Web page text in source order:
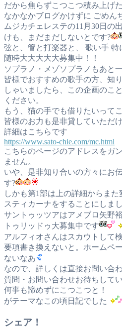
だから焦らずこつこつ積み上げた
なかなかブログかけずに ごめん
ムジカチェレステの11月30日の
けも、まだまだしないとです?
弦と、管と打楽器と、 歌い手 特
随時大大大大大募集中！！
ソプラノ・メゾソプラノもあと
皆様でおすすめの歌手の方、知
しゃいましたら、この企画のこ
ください。
もう、猫の手でも借りたいって
皆様のお力も是非貸していただ
詳細はこちらです
https://www.sato-chie.com/mc.html
こちらのページのアドレスをガ
ません。
いや、是非知り合いの方々にお
す?
しかも第1部は上の詳細からま
スティカーナをすることにしまし
サントゥッツアはアメブロ矢野
トゥリッドゥ大募集中です
アルフィオさんはスカウトして
要項書き換えないと。ホームペ
ないなあ
なので、詳しくは直接お問い合
質問・お問い合わせお待ちして
何事も諦めずにこつこつと！
がテーマなこの頃日記でした
シェア！